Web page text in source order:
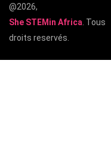
@2026,
She STEMin Africa . Tous
droits reservés.